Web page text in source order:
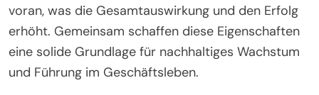
voran, was die Gesamtauswirkung und den Erfolg
erhöht. Gemeinsam schaffen diese Eigenschaften
eine solide Grundlage für nachhaltiges Wachstum
und Führung im Geschäftsleben.